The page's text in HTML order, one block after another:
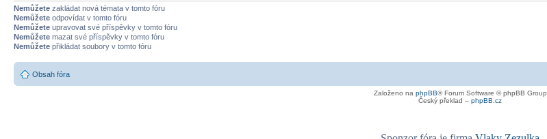
Nemůžete zakládat nová témata v tomto fóru
Nemůžete odpovídat v tomto fóru
Nemůžete upravovat své příspěvky v tomto fóru
Nemůžete mazat své příspěvky v tomto fóru
Nemůžete přikládat soubory v tomto fóru
Obsah fóra
Založeno na phpBB® Forum Software © phpBB Group
Český překlad – phpBB.cz